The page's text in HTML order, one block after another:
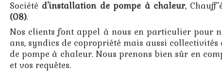
Société d'installation de pompe à chaleur,
(08).
Nos clients font appel à nous en particulier pour
ans, syndics de copropriété mais aussi
de pompe à chaleur. Nous prenons bien sûr en
et vos requêtes.